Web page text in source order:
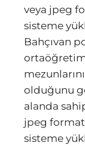
veya jpeg
sisteme
Bahçıvan
olduğunu
alanda
jpeg
sisteme